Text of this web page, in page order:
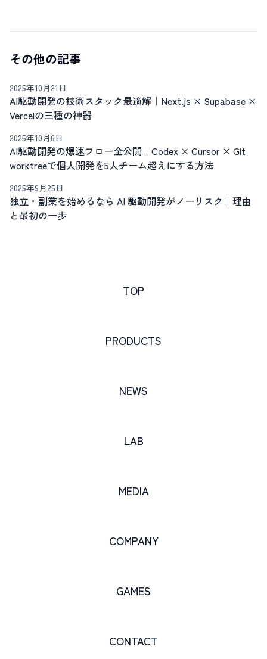
その他の記事
2025年10月21日
AI駆動開発の技術スタック最適解｜Next.js × Supabase ×
Vercelの三種の神器
2025年10月6日
AI駆動開発の爆速フロー全公開｜Codex × Cursor × Git
worktreeで個人開発を5人チーム超えにする方法
2025年9月25日
独立・副業を始めるなら AI 駆動開発がノーリスク｜理由
と最初の一歩
TOP
PRODUCTS
NEWS
LAB
MEDIA
COMPANY
GAMES
CONTACT